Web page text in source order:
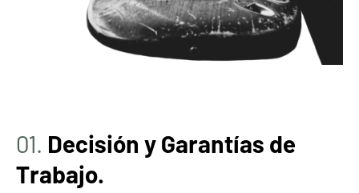
01. Decisión y Garantías de
Trabajo.